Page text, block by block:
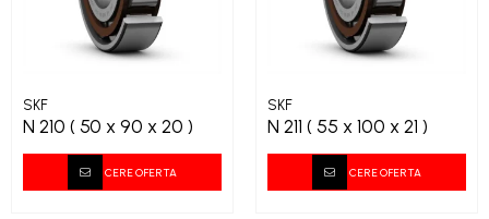
SKF
N 210 ( 50 x 90 x 20 )
CERE OFERTA
SKF
N 211 ( 55 x 100 x 21 )
CERE OFERTA